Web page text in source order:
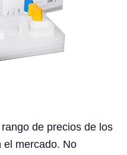
de precios de los
el mercado. No